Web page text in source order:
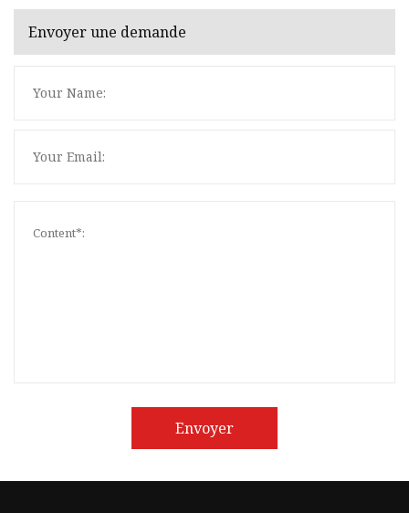
Envoyer une demande
Envoyer